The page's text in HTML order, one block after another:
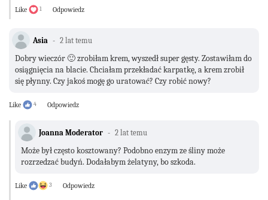
Like 1 Odpowiedz
Asia 2 lat temu
Dobry wieczór 🙂 zrobiłam krem, wyszedł super gęsty. Zostawiłam do
osiągnięcia na blacie. Chciałam przekładać karpatkę, a krem zrobił
się płynny. Czy jakoś mogę go uratować? Czy robić nowy?
Like 4 Odpowiedz
Joanna Moderator 2 lat temu
Może był często kosztowany? Podobno enzym ze śliny może
rozrzedzać budyń. Dodałabym żelatyny, bo szkoda.
Like 3 Odpowiedz